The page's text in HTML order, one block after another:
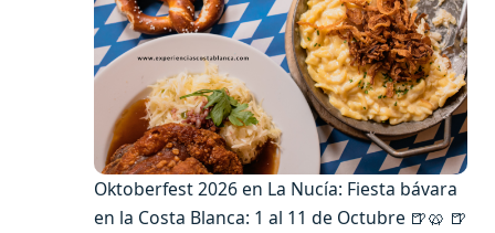
Oktoberfest 2026 en La Nucía: Fiesta bávara
en la Costa Blanca: 1 al 11 de Octubre 🍺🥨 🍺